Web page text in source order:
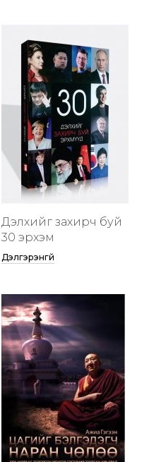
Дэлхийг захирч буй
30 эрхэм
Дэлгэрэнгүй